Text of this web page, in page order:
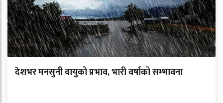
देशभर मनसुनी वायुको प्रभाव, भारी वर्षाको सम्भावना